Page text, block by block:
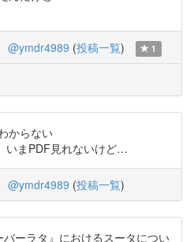
@ymdr4989 (投稿一覧) 1
からない
いまPDF見れないけど…
@ymdr4989 (投稿一覧)
ーラタ』におけるスータについ